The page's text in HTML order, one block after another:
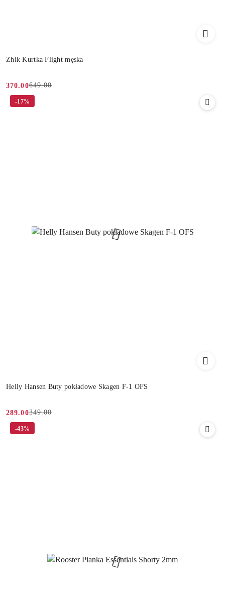
Zhik Kurtka Flight męska
Cena
promocyjna:
370.00
Cena
przed
649.00
Helly Hansen Buty pokładowe Skagen F-1 OFS
Cena
promocyjna:
289.00
Cena
przed
349.00
-17%
-43%